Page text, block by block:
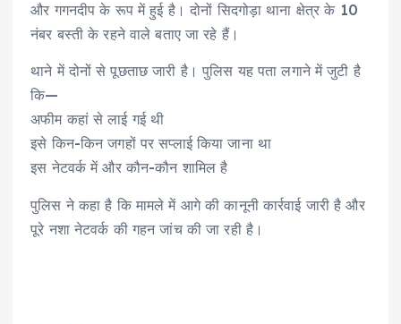
और गगनदीप के रूप में हुई है। दोनों सिदगोड़ा थाना क्षेत्र के 10
नंबर बस्ती के रहने वाले बताए जा रहे हैं।
थाने में दोनों से पूछताछ जारी है। पुलिस यह पता लगाने में जुटी है
कि—
अफीम कहां से लाई गई थी
इसे किन-किन जगहों पर सप्लाई किया जाना था
इस नेटवर्क में और कौन-कौन शामिल है
पुलिस ने कहा है कि मामले में आगे की कानूनी कार्रवाई जारी है और
पूरे नशा नेटवर्क की गहन जांच की जा रही है।